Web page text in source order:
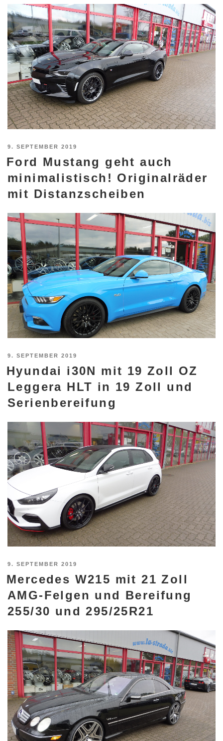
VERÖFFENTLICHT
AM
9. SEPTEMBER 2019
Ford Mustang geht auch
minimalistisch! Originalräder
mit Distanzscheiben
VERÖFFENTLICHT
AM
9. SEPTEMBER 2019
Hyundai i30N mit 19 Zoll OZ
Leggera HLT in 19 Zoll und
Serienbereifung
VERÖFFENTLICHT
AM
9. SEPTEMBER 2019
Mercedes W215 mit 21 Zoll
AMG-Felgen und Bereifung
255/30 und 295/25R21